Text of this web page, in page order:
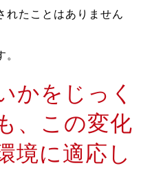
れたことはありません
かをじっく
、この変化
境に適応し